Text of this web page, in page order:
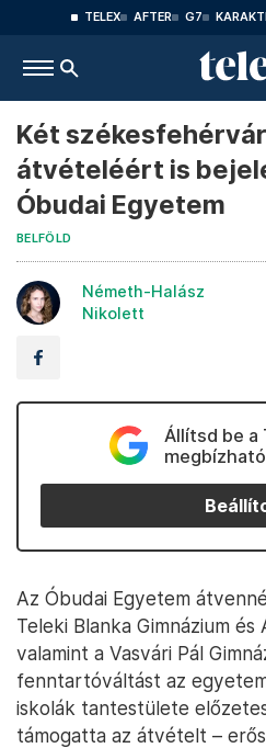
TELEX AFTER G7
Két
átvételéért is
Óbudai Egyetem
BELFÖLD
Németh-Halász
Nikolett
Állítsd be a
Az Óbudai Egyetem
Teleki Blanka Gimnázium és
valamint a Vasvári Pál
fenntartóváltást az
iskolák tantestülete
támogatta az átvételt –